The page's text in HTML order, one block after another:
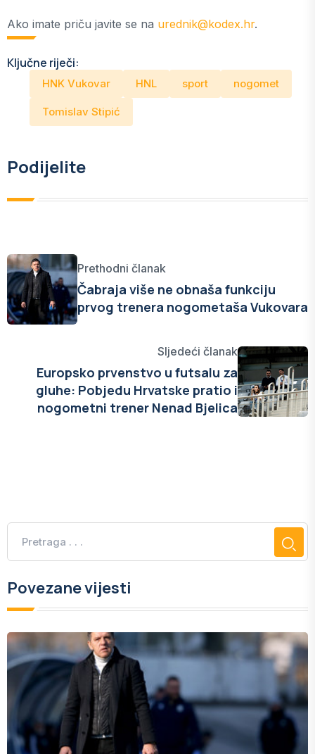
Ako imate priču javite se na urednik@kodex.hr.
Ključne riječi:
HNK Vukovar HNL sport nogomet
Tomislav Stipić
Podijelite
Prethodni članak
Čabraja više ne obnaša funkciju
prvog trenera nogometaša Vukovara
Sljedeći članak
Europsko prvenstvo u futsalu za
gluhe: Pobjedu Hrvatske pratio i
nogometni trener Nenad Bjelica
Povezane vijesti